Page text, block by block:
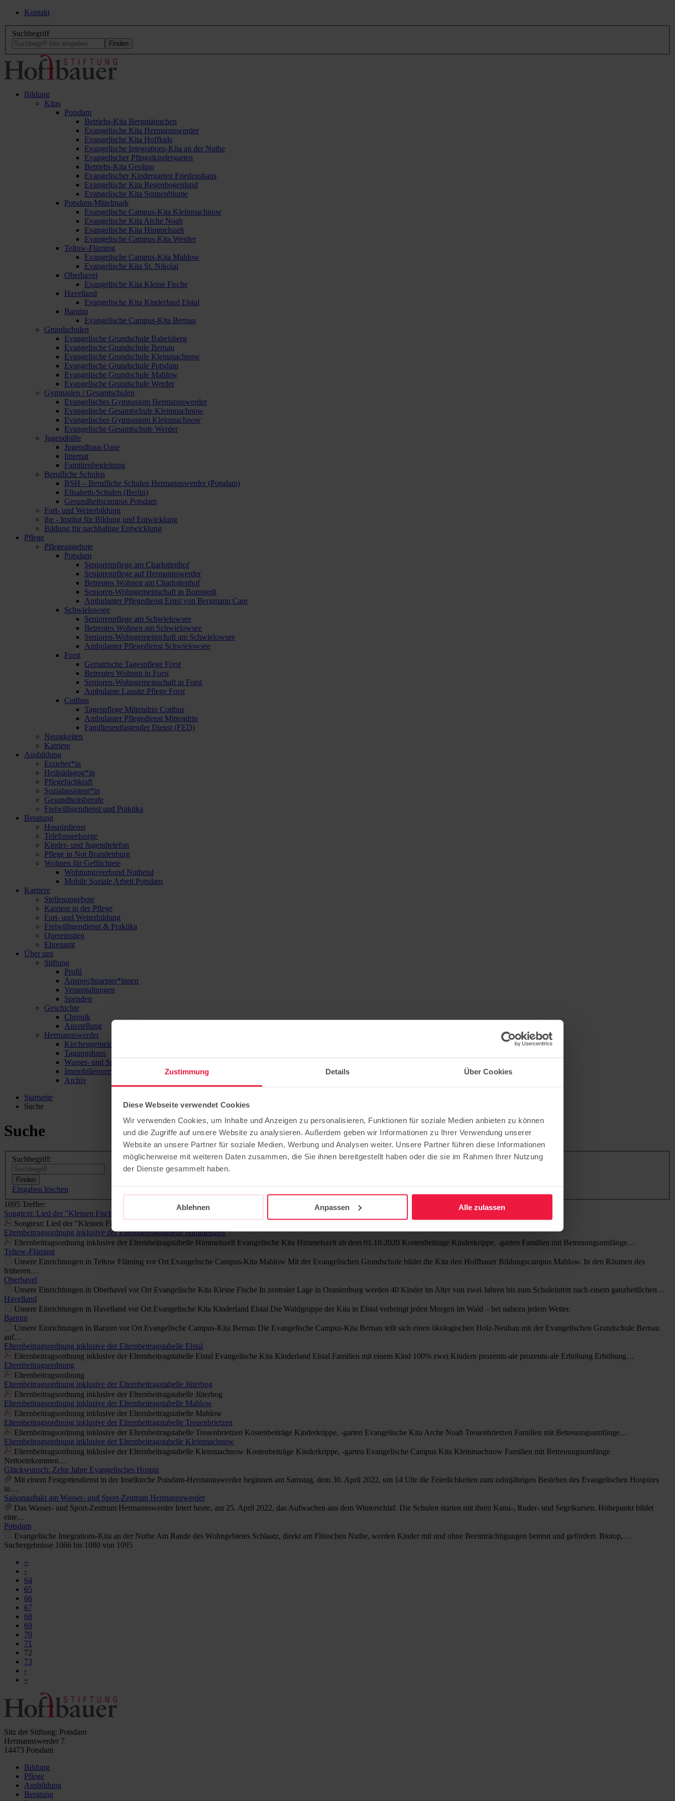
Zustimmung Details Über Cookies
Diese Webseite verwendet Cookies
Wir verwenden Cookies, um Inhalte und Anzeigen zu personalisieren, Funktionen für soziale Medien anbieten zu können
und die Zugriffe auf unsere Website zu analysieren. Außerdem geben wir Informationen zu Ihrer Verwendung unserer
Website an unsere Partner für soziale Medien, Werbung und Analysen weiter. Unsere Partner führen diese Informationen
möglicherweise mit weiteren Daten zusammen, die Sie ihnen bereitgestellt haben oder die sie im Rahmen Ihrer Nutzung
der Dienste gesammelt haben.
Ablehnen Anpassen Alle zulassen
Kontakt
Suchbegriff
Bildung
Kitas
Potsdam
Betriebs-Kita Bergmännchen
Evangelische Kita Hermannswerder
Evangelische Kita Hoffkids
Evangelische Integrations-Kita an der Nuthe
Evangelischer Pfingstkindergarten
Betriebs-Kita Geolino
Evangelischer Kindergarten Friedenshaus
Evangelische Kita Regenbogenland
Evangelische Kita Sonnenblume
Potsdam-Mittelmark
Evangelische Campus-Kita Kleinmachnow
Evangelische Kita Arche Noah
Evangelische Kita Himmelszelt
Evangelische Campus-Kita Werder
Teltow-Fläming
Evangelische Campus-Kita Mahlow
Evangelische Kita St. Nikolai
Oberhavel
Evangelische Kita Kleine Fische
Havelland
Evangelische Kita Kinderland Elstal
Barnim
Evangelische Campus-Kita Bernau
Grundschulen
Evangelische Grundschule Babelsberg
Evangelische Grundschule Bernau
Evangelische Grundschule Kleinmachnow
Evangelische Grundschule Potsdam
Evangelische Grundschule Mahlow
Evangelische Grundschule Werder
Gymnasien / Gesamtschulen
Evangelisches Gymnasium Hermannswerder
Evangelische Gesamtschule Kleinmachnow
Evangelisches Gymnasium Kleinmachnow
Evangelische Gesamtschule Werder
Jugendhilfe
Jugendhaus Oase
Internat
Familienbegleitung
Berufliche Schulen
BSH – Berufliche Schulen Hermannswerder (Potsdam)
Elisabeth-Schulen (Berlin)
Gesundheitscampus Potsdam
Fort- und Weiterbildung
ibe - Institut für Bildung und Entwicklung
Bildung für nachhaltige Entwicklung
Pflege
Pflegeangebote
Potsdam
Seniorenpflege am Charlottenhof
Seniorenpflege auf Hermannswerder
Betreutes Wohnen am Charlottenhof
Senioren-Wohngemeinschaft in Bornstedt
Ambulanter Pflegedienst Ernst von Bergmann Care
Schwielowsee
Seniorenpflege am Schwielowsee
Betreutes Wohnen am Schwielowsee
Senioren-Wohngemeinschaft am Schwielowsee
Ambulanter Pflegedienst Schwielowsee
Forst
Geriatrische Tagespflege Forst
Betreutes Wohnen in Forst
Senioren-Wohngemeinschaft in Forst
Ambulante Lausitz Pflege Forst
Cottbus
Tagespflege Mittendrin Cottbus
Ambulanter Pflegedienst Mittendrin
Familienentlastender Dienst (FED)
Neuigkeiten
Karriere
Ausbildung
Erzieher*in
Heilpädagog*in
Pflegefachkraft
Sozialassistent*in
Gesundheitsberufe
Freiwilligendienst und Praktika
Beratung
Hospizdienst
Telefonseelsorge
Kinder- und Jugendtelefon
Pflege in Not Brandenburg
Wohnen für Geflüchtete
Wohnungsverbund Nuthetal
Mobile Soziale Arbeit Potsdam
Karriere
Stellenangebote
Karriere in der Pflege
Fort- und Weiterbildung
Freiwilligendienst & Praktika
Quereinstieg
Ehrenamt
Über uns
Stiftung
Profil
Ansprechpartner*innen
Veranstaltungen
Spenden
Geschichte
Chronik
Ausstellung
Hermannswerder
Kirchengemeinde
Tagungshaus
Wasser- und Sport-Zentrum Hermannswerder
Immobilienverwaltung
Archiv
Startseite
Suche
Suche
Suchbegriff:
Eingaben löschen
1095 Treffer:
Songtext: Lied der "Kleinen Fische"
Songtext: Lied der "Kleinen Fische"
Elternbeitragsordnung inklusive der Elternbeitragstabelle Himmelszelt
Elternbeitragsordnung inklusive der Elternbeitragstabelle Himmelszelt Evangelische Kita Himmelszelt ab dem 01.10.2020 Kostenbeiträge Kinderkrippe, -garten Familien mit Betreuungsumfänge…
Teltow-Fläming
Unsere Einrichtungen in Teltow Fläming vor Ort Evangelische Campus-Kita Mahlow Mit der Evangelischen Grundschule bildet die Kita den Hoffbauer Bildungscampus Mahlow. In den Räumen des
früheren…
Oberhavel
Unsere Einrichtungen in Oberhavel vor Ort Evangelische Kita Kleine Fische In zentraler Lage in Oranienburg werden 40 Kinder im Alter von zwei Jahren bis zum Schuleintritt nach einem ganzheitlichen…
Havelland
Unsere Einrichtungen in Havelland vor Ort Evangelische Kita Kinderland Elstal Die Waldgruppe der Kita in Elstal verbringt jeden Morgen im Wald – bei nahezu jedem Wetter.
Barnim
Unsere Einrichtungen in Barnim vor Ort Evangelische Campus-Kita Bernau Die Evangelische Campus-Kita Bernau teilt sich einen ökologischen Holz-Neubau mit der Evangelischen Grundschule Bernau
auf…
Elternbeitragsordnung inklusive der Elternbeitragstabelle Elstal
Elternbeitragsordnung inklusive der Elternbeitragstabelle Elstal Evangelische Kita Kinderland Elstal Familien mit einem Kind 100% zwei Kindern prozentu-ale prozentu-ale Erhöhung Erhöhung…
Elternbeitragsordnung
Elternbeitragsordnung
Elternbeitragsordnung inklusive der Elternbeitragstabelle Jüterbog
Elternbeitragsordnung inklusive der Elternbeitragstabelle Jüterbog
Elternbeitragsordnung inklusive der Elternbeitragstabelle Mahlow
Elternbeitragsordnung inklusive der Elternbeitragstabelle Mahlow
Elternbeitragsordnung inklusive der Elternbeitragstabelle Treuenbrietzen
Elternbeitragsordnung inklusive der Elternbeitragstabelle Treuenbrietzen Kostenbeiträge Kinderkrippe, -garten Evangelische Kita Arche Noah Treuenbrietzen Familien mit Betreuungsumfänge…
Elternbeitragsordnung inklusive der Elternbeitragstabelle Kleinmachnow
Elternbeitragsordnung inklusive der Elternbeitragstabelle Kleinmachnow Kostenbeiträge Kinderkrippe, -garten Evangelische Campus Kita Kleinmachnow Familien mit Betreuungsumfänge
Nettoeinkommen…
Glückwunsch: Zehn Jahre Evangelisches Hospiz
Mit einem Festgottesdienst in der Inselkirche Potsdam-Hermannswerder beginnen am Samstag, dem 30. April 2022, um 14 Uhr die Feierlichkeiten zum zehnjährigen Bestehen des Evangelischen Hospizes
in…
Saisonauftakt am Wasser- und Sport-Zentrum Hermannswerder
Das Wasser- und Sport-Zentrum Hermannswerder feiert heute, am 25. April 2022, das Aufwachen aus dem Winterschlaf. Die Schulen starten mit ihren Kanu-, Ruder- und Segelkursen. Höhepunkt bildet
eine…
Potsdam
Evangelische Integrations-Kita an der Nuthe Am Rande des Wohngebietes Schlaatz, direkt am Flüsschen Nuthe, werden Kinder mit und ohne Beeinträchtigungen betreut und gefördert. Biotop,…
Suchergebnisse 1066 bis 1080 von 1095
«
‹
64
65
66
67
68
69
70
71
72
73
›
»
Sitz der Stiftung: Potsdam
Hermannswerder 7
14473 Potsdam
Bildung
Pflege
Ausbildung
Beratung